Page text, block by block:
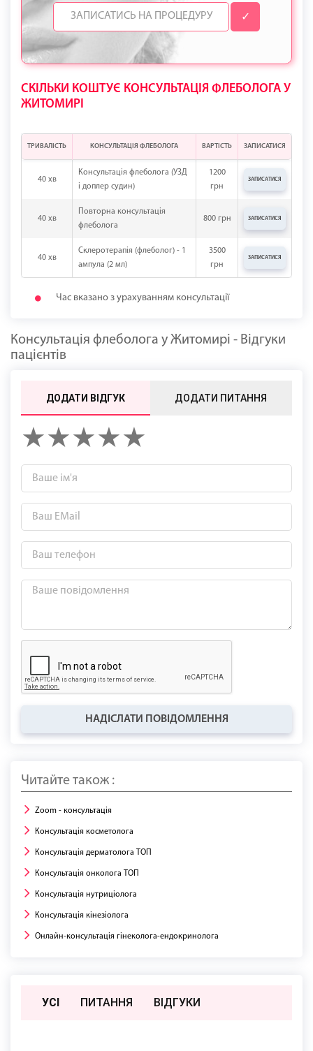
✓
СКІЛЬКИ КОШТУЄ КОНСУЛЬТАЦІЯ ФЛЕБОЛОГА У
ЖИТОМИРІ
40 хв
Консультація флеболога (УЗД
і доплер судин)
1200
грн
ЗАПИСАТИСЯ
40 хв
Повторна консультація
флеболога
800 грн ЗАПИСАТИСЯ
40 хв
Склеротерапія (флеболог) - 1
ампула (2 мл)
3500
грн
ЗАПИСАТИСЯ
ТРИВАЛІСТЬ КОНСУЛЬТАЦІЯ ФЛЕБОЛОГА ВАРТІСТЬ ЗАПИСАТИСЯ
Час вказано з урахуванням консультації
Консультація флеболога у Житомирі - Відгуки
пацієнтів
ДОДАТИ ВІДГУК ДОДАТИ ПИТАННЯ
НАДІСЛАТИ ПОВІДОМЛЕННЯ
Читайте також :
Zoom - консультація
Консультація косметолога
Консультація дерматолога ТОП
Консультація онколога ТОП
Консультація нутриціолога
Консультація кінезіолога
Онлайн-консультація гінеколога-ендокринолога
УСІ ПИТАННЯ ВIДГУКИ